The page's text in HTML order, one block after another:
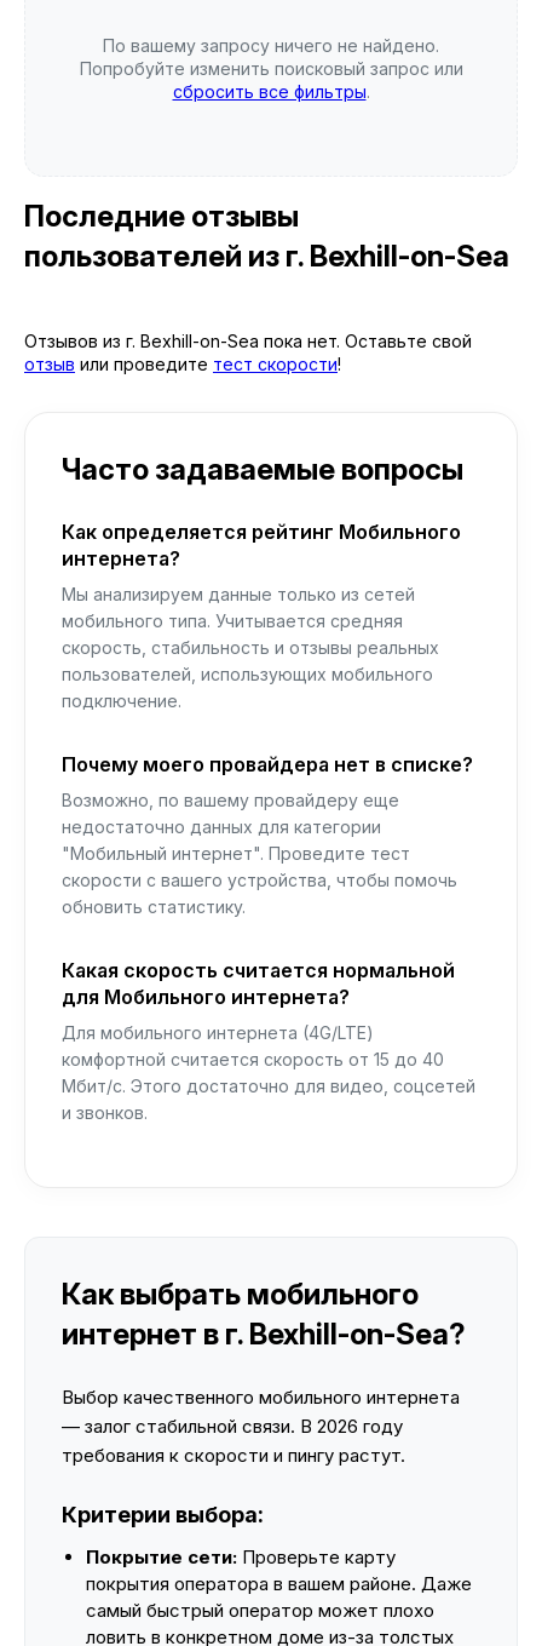
По вашему запросу ничего не найдено.
Попробуйте изменить поисковый запрос или
сбросить все фильтры.
Последние отзывы
пользователей из г. Bexhill-on-Sea
Отзывов из г. Bexhill-on-Sea пока нет. Оставьте свой
отзыв или проведите тест скорости!
Часто задаваемые вопросы
Как определяется рейтинг Мобильного
интернета?
Мы анализируем данные только из сетей
мобильного типа. Учитывается средняя
скорость, стабильность и отзывы реальных
пользователей, использующих мобильного
подключение.
Почему моего провайдера нет в списке?
Возможно, по вашему провайдеру еще
недостаточно данных для категории
"Мобильный интернет". Проведите тест
скорости с вашего устройства, чтобы помочь
обновить статистику.
Какая скорость считается нормальной
для Мобильного интернета?
Для мобильного интернета (4G/LTE)
комфортной считается скорость от 15 до 40
Мбит/с. Этого достаточно для видео, соцсетей
и звонков.
Как выбрать мобильного
интернет в г. Bexhill-on-Sea?
Выбор качественного мобильного интернета
— залог стабильной связи. В 2026 году
требования к скорости и пингу растут.
Критерии выбора:
Покрытие сети: Проверьте карту
покрытия оператора в вашем районе. Даже
самый быстрый оператор может плохо
ловить в конкретном доме из-за толстых